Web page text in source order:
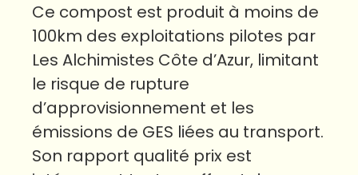
Ce compost est produit à moins de
100km des exploitations pilotes par
Les Alchimistes Côte d’Azur, limitant
le risque de rupture
d’approvisionnement et les
émissions de GES liées au transport.
Son rapport qualité prix est